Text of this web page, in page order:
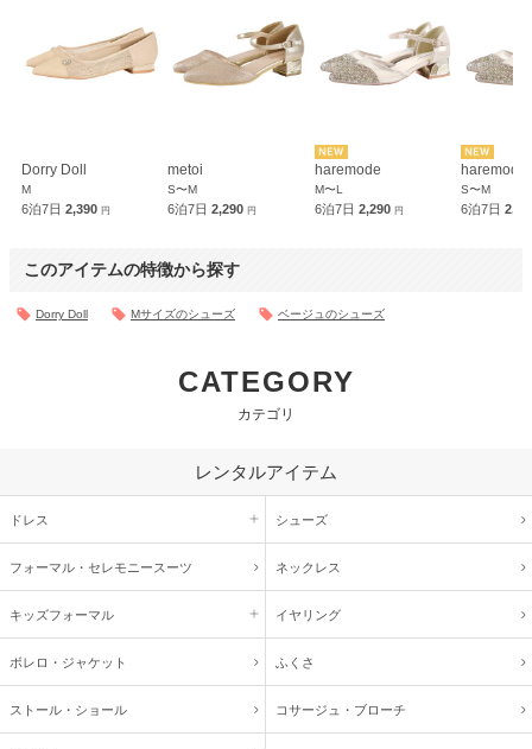
Dorry Doll
M
6泊7日 2,390 円
metoi
S〜M
6泊7日2,290円
haremode
M〜L
6泊7日 2,290 円
haremode
S〜M
6泊7日
このアイテムの特徴から探す
Dorry Doll Mサイズのシューズ ベージュのシューズ
CATEGORY
カテゴリ
レンタルアイテム
ドレス シューズ
フォーマル・ セレモニースーツ ネックレス
キッズフォーマル イヤリング
ボレロ・ジャケット ふくさ
ストール・ショール コサージュ・ ブローチ